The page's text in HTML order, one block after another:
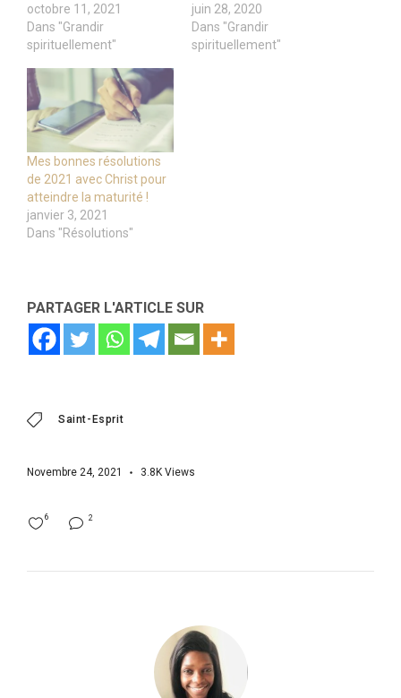
octobre 11, 2021
Dans "Grandir
spirituellement"
juin 28, 2020
Dans "Grandir
spirituellement"
Mes bonnes résolutions
de 2021 avec Christ pour
atteindre la maturité !
janvier 3, 2021
Dans "Résolutions"
PARTAGER L'ARTICLE SUR
Saint-Esprit
Novembre 24, 2021 3.8K Views
2
6